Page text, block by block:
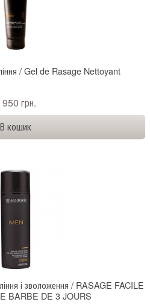
/ Gel de Rasage Nettoyant
грн.
і зволоження / RASAGE FACILE
BARBE DE 3 JOURS